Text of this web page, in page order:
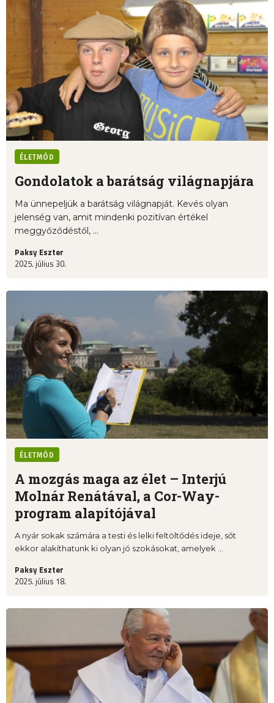
ÉLETMÓD
Gondolatok a barátság világnapjára
Ma ünnepeljük a barátság világnapját. Kevés olyan
jelenség van, amit mindenki pozitívan értékel
meggyőződéstől, ...
Paksy Eszter
2025. július 30.
ÉLETMÓD
A mozgás maga az élet – Interjú
Molnár Renátával, a Cor-Way-
program alapítójával
A nyár sokak számára a testi és lelki feltöltődés ideje, sőt
ekkor alakíthatunk ki olyan jó szokásokat, amelyek ...
Paksy Eszter
2025. július 18.